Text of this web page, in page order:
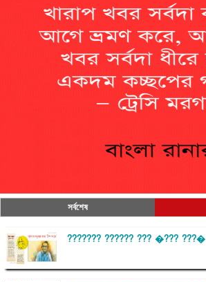
সর্বশেষ
??????? ?????? ??? �??? ???�